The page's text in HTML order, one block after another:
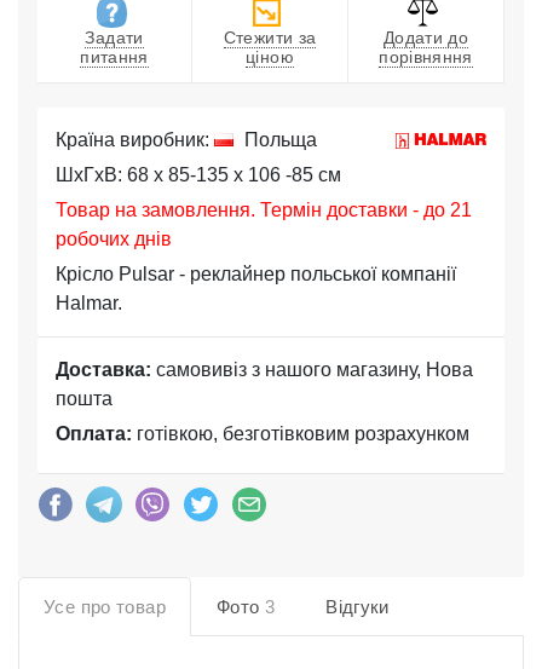
Задати
питання
Стежити за
ціною
Додати до
порівняння
Країна виробник:
Польща
ШхГхВ: 68 x 85-135 x 106 -85 см
Товар на замовлення. Термін доставки - до 21
робочих днів
Крісло Pulsar - реклайнер польської компанії
Halmar.
Доставка: самовивіз з нашого магазину, Нова
пошта
Оплата: готівкою, безготівковим розрахунком
Усе про товар Фото 3 Відгуки